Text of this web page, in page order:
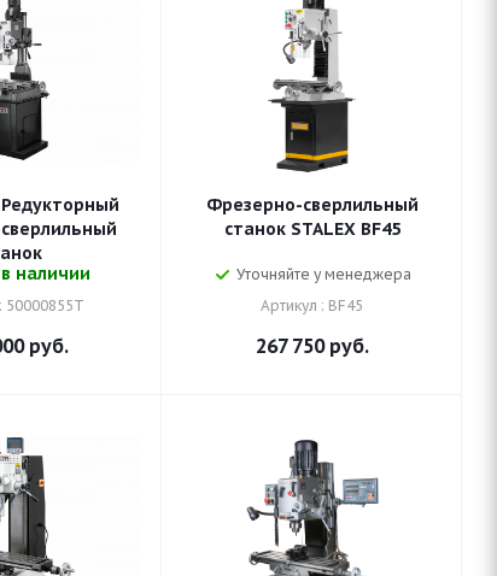
Редукторный
наличии
50000855T
руб.
Фрезерно-сверлильный
станок STALEX BF45
Уточняйте у менеджера
Артикул : BF45
267 750руб.